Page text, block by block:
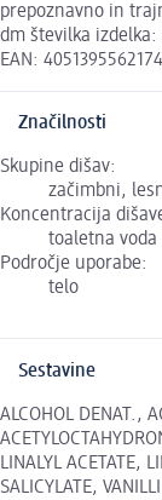
prepoznavno in
dm številka izdelka:
EAN: 4051395562174
Značilnosti
Skupine dišav:
začimbni,
Koncentracija
toaletna voda
Področje uporabe:
telo
Sestavine
ALCOHOL DENAT.,
LINALYL ACETATE,
SALICYLATE,